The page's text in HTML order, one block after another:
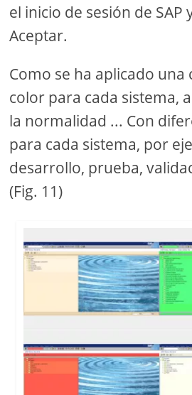
el inicio de sesión de SAP
Aceptar.
Como se ha aplicado
color para cada sistema,
la normalidad ... Con
para cada sistema, por
desarrollo, prueba,
(Fig. 11)